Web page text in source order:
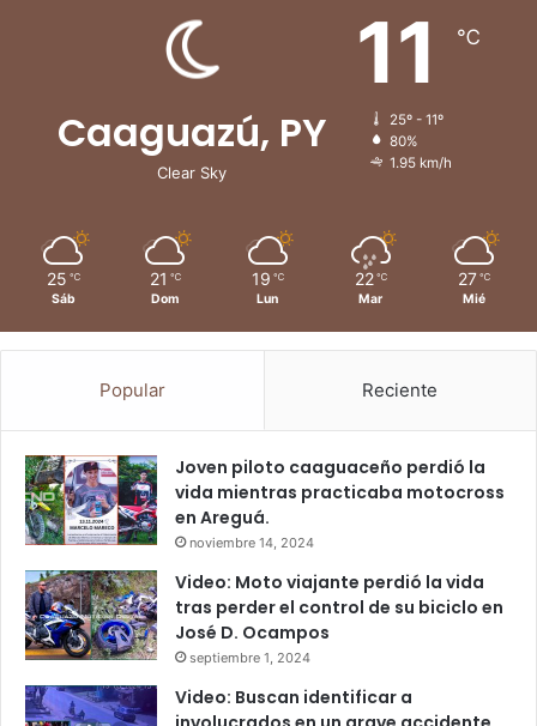
Caaguazú, PY
Clear Sky
11 ℃
25º - 11º
80%
1.95 km/h
25 ℃
Sáb
21 ℃
Dom
19 ℃
Lun
22 ℃
Mar
27 ℃
Mié
Popular Reciente
Joven piloto caaguaceño perdió la
vida mientras practicaba motocross
en Areguá.
noviembre 14, 2024
Video: Moto viajante perdió la vida
tras perder el control de su biciclo en
José D. Ocampos
septiembre 1, 2024
Video: Buscan identificar a